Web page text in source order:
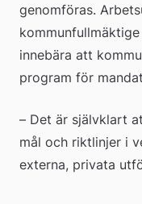
genomföras.
innebära att
program för
– Det är självklart
mål och riktlinjer i
externa, privata